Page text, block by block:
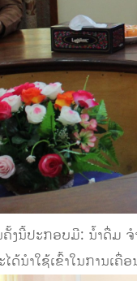
ປະກອບມີ: ນໍ້າດື່ມ ຈໍາ
ດ້ນໍາໃຊ້ເຂົ້າໃນການເ